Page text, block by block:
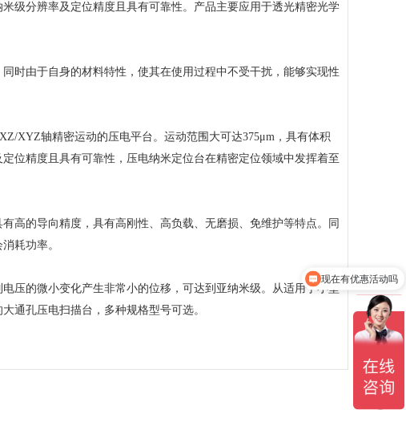
级分辨率及定位精度且具有可靠性。产品主要应用于透光精密光学
由于自身的材料特性，使其在使用过程中不受干扰，能够实现性
轴精密运动的压电平台。运动范围大可达375μm，具有体积
位精度且具有可靠性，压电纳米定位台在精密定位领域中发挥着至
的导向精度，具有高刚性、高负载、无磨损、免维护等特点。同
耗功率。
的微小变化产生非常小的位移，可达到亚纳米级。从适用于小型
通孔压电扫描台，多种规格型号可选。
现在有优惠活动吗